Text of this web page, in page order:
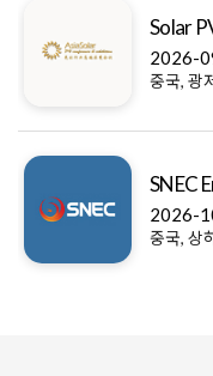
Solar
2026-
중국, 광
SNEC
2026-
중국, 상